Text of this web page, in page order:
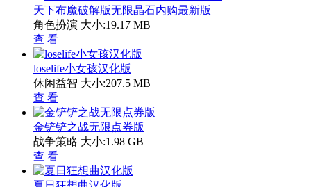
天下布魔破解版无限晶石内购最新版
角色扮演 大小:19.17 MB
查 看
loselife小女孩汉化版
休闲益智 大小:207.5 MB
查 看
金铲铲之战无限点券版
战争策略 大小:1.98 GB
查 看